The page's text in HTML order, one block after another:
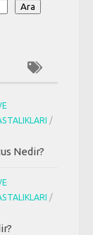
Ara
/
Nedir?
/